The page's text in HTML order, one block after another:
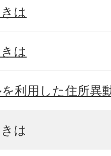
は
は
利用した住所異
は